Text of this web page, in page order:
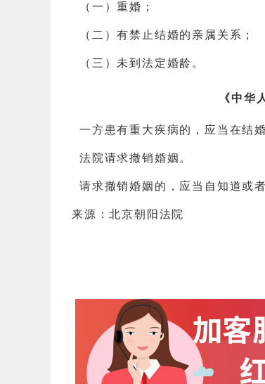
（一）重婚；
（二）有禁止结婚的亲属关系；
（三）未到法定婚龄。
《中华
一方患有重大疾病的，应当在结
法院请求撤销婚姻。
请求撤销婚姻的，应当自知道或
来源：北京朝阳法院